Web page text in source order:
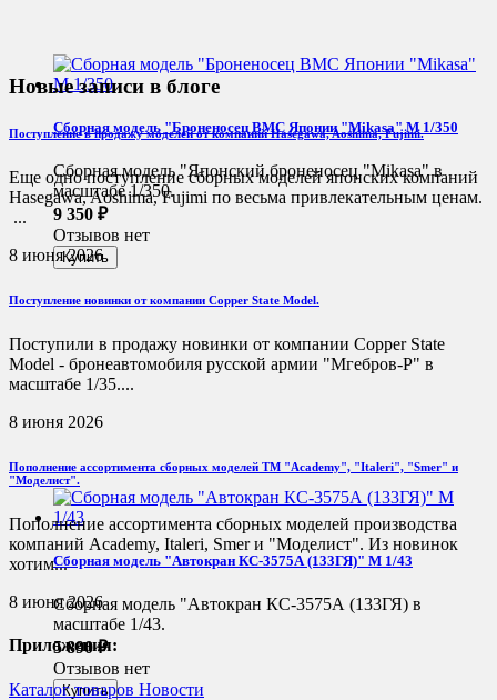
Сборная модель "Броненосец ВМС Японии "Mikasa" М 1/350
Сборная модель "Японский броненосец "Mikasa" в
масштабе 1/350.
9 350 ₽
Отзывов нет
Сборная модель "Автокран КС-3575А (133ГЯ)" М 1/43
Сборная модель "Автокран КС-3575А (133ГЯ) в
масштабе 1/43.
5 890₽
Отзывов нет
Новые записи в блоге
Поступление в продажу моделей от компаний Hasegawa, Aoshima, Fujimi.
Еще одно поступление сборных моделей японских компаний
Hasegawa, Aoshima, Fujimi по весьма привлекательным ценам.
...
8 июня 2026
Поступление новинки от компании Copper State Model.
Поступили в продажу новинки от компании Copper State
Model - бронеавтомобиля русской армии "Мгебров-Р" в
масштабе 1/35....
8 июня 2026
Пополнение ассортимента сборных моделей ТМ "Academy", "Italeri", "Smer" и
"Моделист".
Пополнение ассортимента сборных моделей производства
компаний Academy, Italeri, Smer и "Моделист". Из новинок
хотим...
8 июня 2026
Приложения:
Каталог товаров Новости